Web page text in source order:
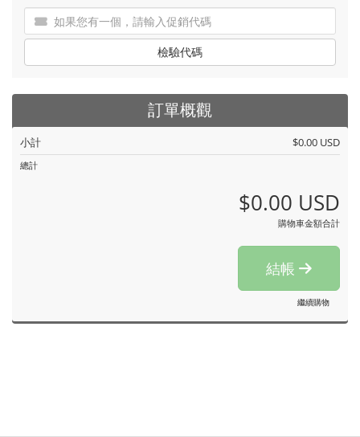
檢驗代碼
訂單概觀
小計 $0.00 USD
總計
$0.00 USD
購物車金額合計
結帳
繼續購物